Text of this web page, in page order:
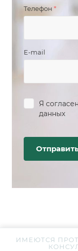
Телефон *
E-mail
Я
данных
ИМЕЮТСЯ